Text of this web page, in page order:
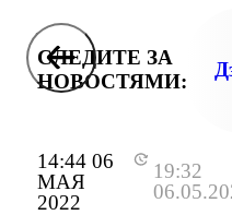
14:44 06
МАЯ
2022
19:32
СЛЕДИТЕ ЗА
НОВОСТЯМИ: